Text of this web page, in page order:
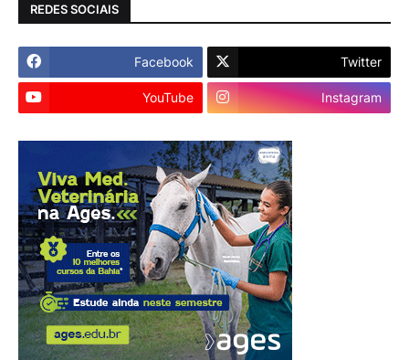
REDES SOCIAIS
Facebook Twitter
YouTube Instagram